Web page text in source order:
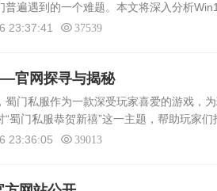
遍遇到的一个难题。本文将深入分析
析1. 硬件配置不足：蜀门私服对硬件配
23:37:41 37539
官网探寻与揭秘
门私服作为一款深受玩家喜爱的游戏，
蜀门私服恭贺新禧”这一主题，帮助玩家们
游戏的快速发展，蜀门私服作为一款经
23:36:05 39013